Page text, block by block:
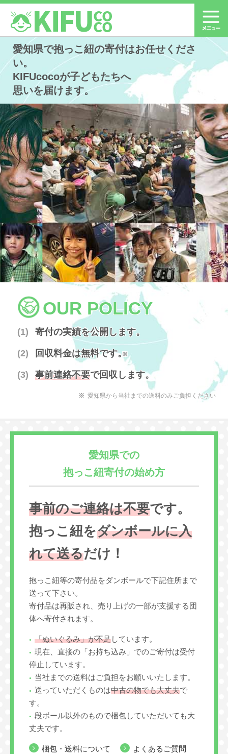
愛知県で抱っこ紐の寄付はお任せくださ
い。
KIFUcocoが子どもたちへ
思いを届けます。
OUR POLICY
寄付の実績を公開します。
回収料金は無料です。
※
事前連絡不要で回収します。
愛知県から当社までの送料のみご負担ください
愛知県での
抱っこ紐寄付の始め方
事前のご連絡は不要です。
抱っこ紐をダンボールに入
れて送るだけ！
抱っこ紐等の寄付品をダンボールで下記住所まで
送って下さい。
寄付品は再販され、売り上げの一部が支援する団
体へ寄付されます。
「ぬいぐるみ」が不足しています。
現在、直接の「お持ち込み」でのご寄付は受付
停止しています。
当社までの送料はご負担をお願いいたします。
送っていただくものは中古の物でも大丈夫で
す。
段ボール以外のもので梱包していただいても大
丈夫です。
梱包・送料について
よくあるご質問